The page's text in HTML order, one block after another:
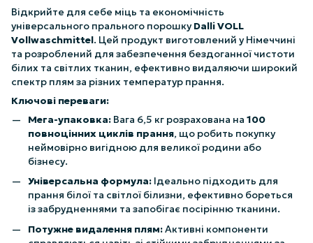
Відкрийте для себе міць та економічність
універсального прального порошкуDalli VOLL
Vollwaschmittel. Цей продукт виготовлений у Німеччині
та розроблений для забезпечення бездоганної чистоти
білих та світлих тканин, ефективно видаляючи широкий
спектр плям за різних температур прання.
Ключові переваги:
Мега-упаковка: Вага 6,5 кг розрахована на 100
повноцінних циклів прання, що робить покупку
неймовірно вигідною для великої родини або
бізнесу.
Універсальна формула: Ідеально підходить для
прання білої та світлої білизни, ефективно бореться
із забрудненнями та запобігає посірінню тканини.
Потужне видалення плям:Активні компоненти